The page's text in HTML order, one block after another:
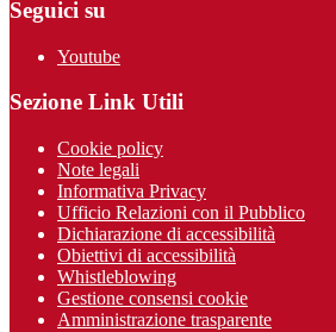
Seguici su
Youtube
Sezione Link Utili
Cookie policy
Note legali
Informativa Privacy
Ufficio Relazioni con il Pubblico
Dichiarazione di accessibilità
Obiettivi di accessibilità
Whistleblowing
Gestione consensi cookie
Amministrazione trasparente